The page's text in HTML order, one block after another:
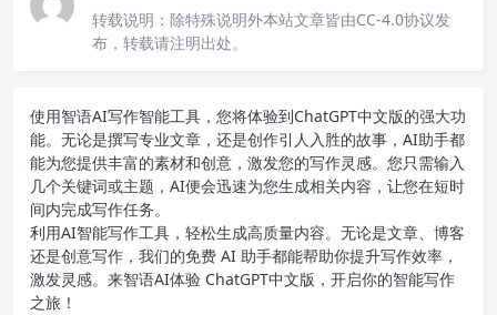
转载说明： 除特殊说明外本站文章皆由CC-4.0协议发
布，转载请注明出处。
使用智语AI写作智能工具，您将体验到ChatGPT中文版的强大功
能。无论是撰写专业文章，还是创作引人入胜的故事，AI助手都
能为您提供丰富的素材和创意，激发您的写作灵感。您只需输入
几个关键词或主题，AI便会迅速为您生成相关内容，让您在短时
间内完成写作任务。
利用AI智能写作工具，轻松生成高质量内容。无论是文章、博客
还是创意写作，我们的免费 AI 助手都能帮助你提升写作效率，
激发灵感。来智语AI体验 ChatGPT中文版 ，开启你的智能写作
之旅！